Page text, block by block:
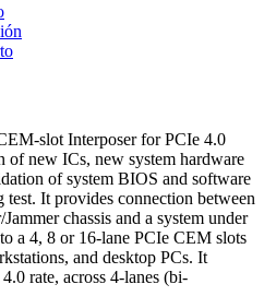
slot Interposer for PCIe 4.0
of new ICs, new system hardware
of system BIOS and software
It provides connection between
chassis and a system under
a 4, 8 or 16-lane PCIe CEM slots
and desktop PCs. It
rate, across 4-lanes (bi-